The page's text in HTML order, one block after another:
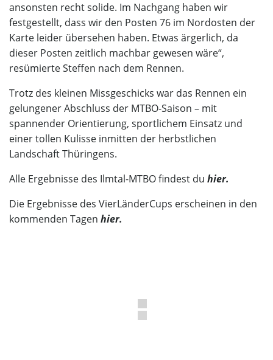
ansonsten recht solide. Im Nachgang haben wir
festgestellt, dass wir den Posten 76 im Nordosten der
Karte leider übersehen haben. Etwas ärgerlich, da
dieser Posten zeitlich machbar gewesen wäre“,
resümierte Steffen nach dem Rennen.
Trotz des kleinen Missgeschicks war das Rennen ein
gelungener Abschluss der MTBO-Saison – mit
spannender Orientierung, sportlichem Einsatz und
einer tollen Kulisse inmitten der herbstlichen
Landschaft Thüringens.
Alle Ergebnisse des Ilmtal-MTBO findest du hier.
Die Ergebnisse des VierLänderCups erscheinen in den
kommenden Tagen hier.